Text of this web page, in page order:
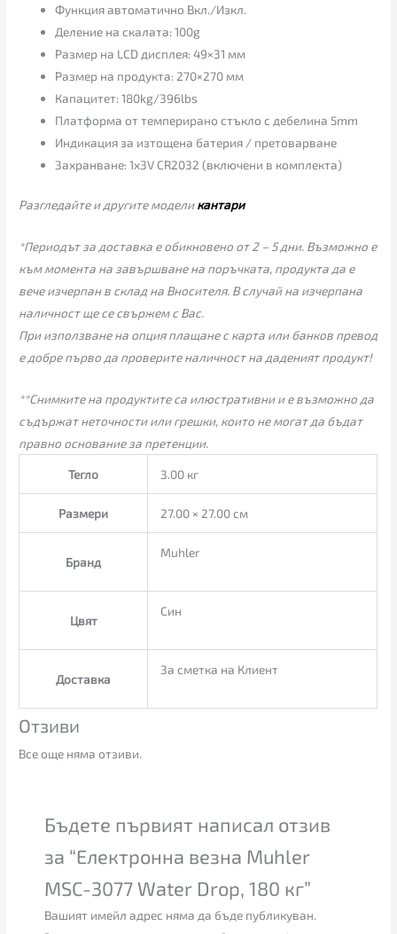
Функция автоматично Вкл./Изкл.
Деление на скалата: 100g
Размер на LCD дисплея: 49×31 мм
Размер на продукта: 270×270 мм
Капацитет: 180kg/396lbs
Платформа от темперирано стъкло с дебелина 5mm
Индикация за изтощена батерия / претоварване
Захранване: 1x3V CR2032 (включени в комплекта)
Разгледайте и другите моделикантари
*Периодът за доставка е обикновено от 2 – 5 дни. Възможно е
към момента на завършване на поръчката, продукта да е
вече изчерпан в склад на Вносителя. В случай на изчерпана
наличност ще се свържем с Вас.
При използване на опция плащане с карта или банков превод
е добре първо да проверите наличност на даденият продукт!
**Снимките на продуктите са илюстративни и е възможно да
съдържат неточности или грешки, които не могат да бъдат
правно основание за претенции.
Тегло 3.00 кг
Размери 27.00 × 27.00 см
Бранд
Muhler
Цвят
Син
Доставка
За сметка на Клиент
Отзиви
Все още няма отзиви.
Бъдете първият написал отзив
за “Електронна везна Muhler
MSC-3077 Water Drop, 180 кг”
Вашият имейл адрес няма да бъде публикуван.